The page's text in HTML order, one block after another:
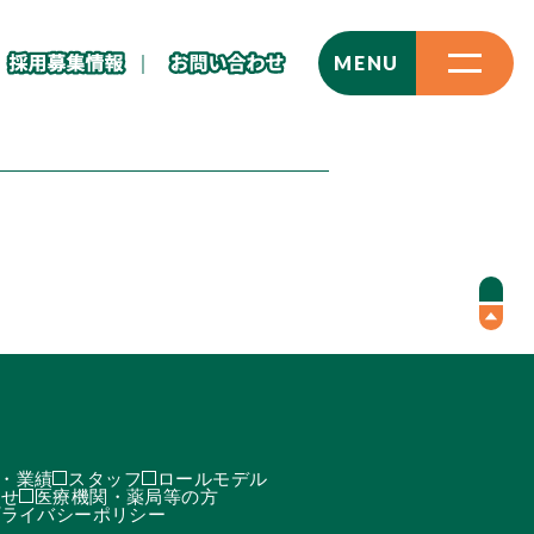
MENU
CLOSE
業績 スタッフ
ロールモデル
医療機関・薬局等の方
イバシーポリシー